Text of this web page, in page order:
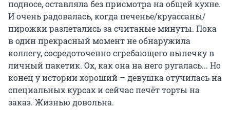
подносе, оставляла без присмотра на общей кухне.
И очень радовалась, когда печенье/круассаны/
пирожки разлетались за считаные минуты. Пока
в один прекрасный момент не обнаружила
коллегу, сосредоточенно сгребающего выпечку в
личный пакетик. Ох, как она на него ругалась... Но
конец у истории хороший – девушка отучилась на
специальных курсах и сейчас печёт торты на
заказ. Жизнью довольна.